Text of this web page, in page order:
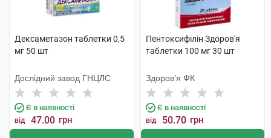
Дексаметазон таблетки 0,5
мг 50 шт
Дослідний завод ГНЦЛС
Є в наявності
від 47.00 грн
Пентоксифілін Здоров'я
таблетки 100 мг 30 шт
Здоров'я ФК
Є в наявності
від 50.70 грн